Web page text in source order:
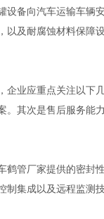
设备向汽车运输车辆
以及耐腐蚀材料保障
企业应重点关注以下
。其次是售后服务能
鹤管厂家提供的密封
制集成以及远程监测